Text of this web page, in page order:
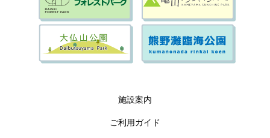
施設案内
ご利用ガイド